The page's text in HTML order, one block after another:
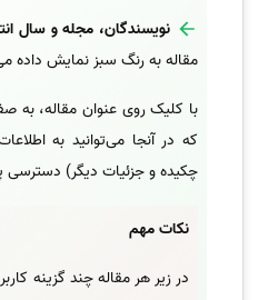
نویسندگان، مجله و سال
مقاله به رنگ سبز نمایش داده
با کلیک روی عنوان مقاله،
که در آنجا می‌توانید به
چکیده و جزئیات دیگر) دسترسی
نکات مهم
در زیر هر مقاله چند گزینه